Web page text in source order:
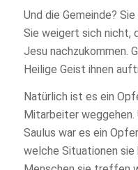
Und die Gemeinde?
Sie weigert sich nicht,
Jesu nachzukommen.
Heilige Geist ihnen
Natürlich ist es ein
Mitarbeiter weggehen.
Saulus war es ein
welche Situationen